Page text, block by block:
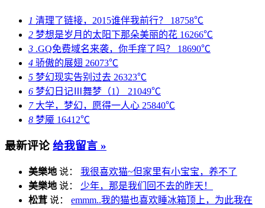
1 清理了链接，2015谁伴我前行？ 18758℃
2 梦想是岁月的太阳下那朵美丽的花 16266℃
3 .GQ免费域名来袭，你手痒了吗？ 18690℃
4 骄傲的展翅 26073℃
5 梦幻现实告别过去 26323℃
6 梦幻日记Ⅲ舞梦（1） 21049℃
7大学，梦幻，愿得一人心 25840℃
8 梦魇 16412℃
最新评论 给我留言 »
美樂地 说： 我很喜欢猫~但家里有小宝宝，养不了
美樂地 说： 少年，那是我们回不去的昨天！
松茸 说： emmm..我的猫也喜欢睡冰箱顶上，为此我在